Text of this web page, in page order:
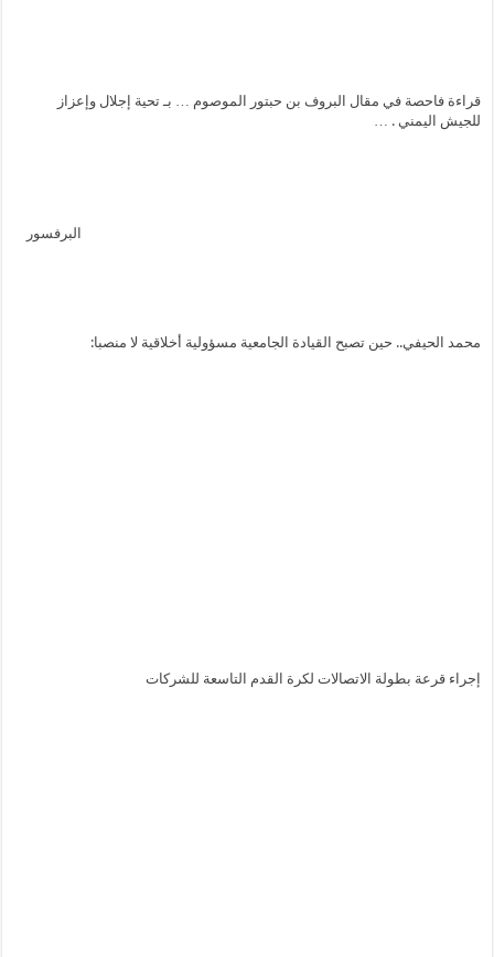
قراءة فاحصة في مقال البروف بن حبتور الموصوم … بـ تحية إجلال وإعزاز
للجيش اليمني . …
البرفسور
محمد الحيفي.. حين تصبح القيادة الجامعية مسؤولية أخلاقية لا منصبا:
إجراء قرعة بطولة الاتصالات لكرة القدم التاسعة للشركات